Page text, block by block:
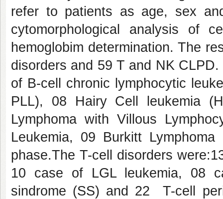
refer to patients as age, sex
cytomorphological analysis of
hemoglobim determination. The
disorders and 59 T and NK
of B-cell chronic lymphocytic
PLL), 08 Hairy Cell leukemia
Lymphoma with Villous
Leukemia, 09 Burkitt
phase.The T-cell disorders
10 case of LGL leukemia, 08
sindrome (SS) and 22 T-cell